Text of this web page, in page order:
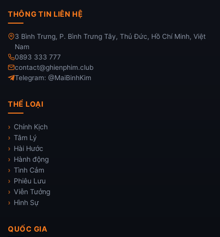
THÔNG TIN LIÊN HỆ
3 Bình Trưng, P. Bình Trưng Tây, Thủ Đức, Hồ Chí Minh, Việt
Nam
0893 333 777
contact@ghienphim.club
Telegram: @MaiBinhKim
THỂ LOẠI
Chính Kịch
Tâm Lý
Hài Hước
Hành động
Tình Cảm
Phiêu Lưu
Viễn Tưởng
Hình Sự
QUỐC GIA